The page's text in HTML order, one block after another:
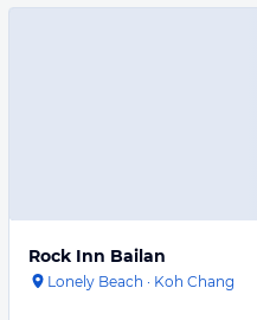
Rock Inn Bailan
Lonely Beach · Koh Chang